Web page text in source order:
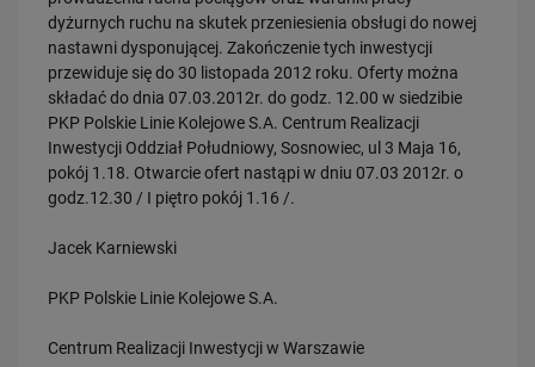
dyżurnych ruchu na skutek przeniesienia obsługi do nowej
nastawni dysponującej. Zakończenie tych inwestycji
przewiduje się do 30 listopada 2012 roku. Oferty można
składać do dnia 07.03.2012r. do godz. 12.00 w siedzibie
PKP Polskie Linie Kolejowe S.A. Centrum Realizacji
Inwestycji Oddział Południowy, Sosnowiec, ul 3 Maja 16,
pokój 1.18. Otwarcie ofert nastąpi w dniu 07.03 2012r. o
godz.12.30 / I piętro pokój 1.16 /.
Jacek Karniewski
PKP Polskie Linie Kolejowe S.A.
Centrum Realizacji Inwestycji w Warszawie
28.07.2026
Bydgoszcz Fordon po zmianach. Nowe perony, większa
przepustowość i kolejny…
PRZECZYTAJ